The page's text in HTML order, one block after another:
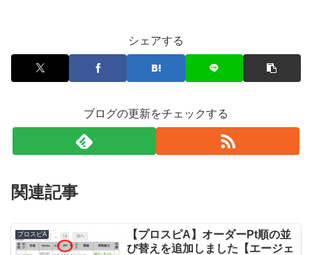
シェアする
ブログの更新をチェックする
関連記事
プロスピA
【プロスピA】オーダーPt順の並
び替えを追加しました【エージェ